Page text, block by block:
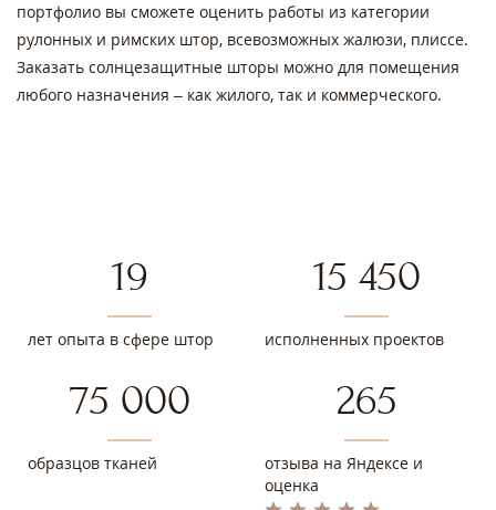
портфолио вы сможете оценить работы из категории
рулонных и римских штор, всевозможных жалюзи, плиссе.
Заказать солнцезащитные шторы можно для помещения
любого назначения – как жилого, так и коммерческого.
19
лет опыта в сфере штор
15 450
исполненных проектов
75 000
образцов тканей
265
отзыва на Яндексе и
оценка